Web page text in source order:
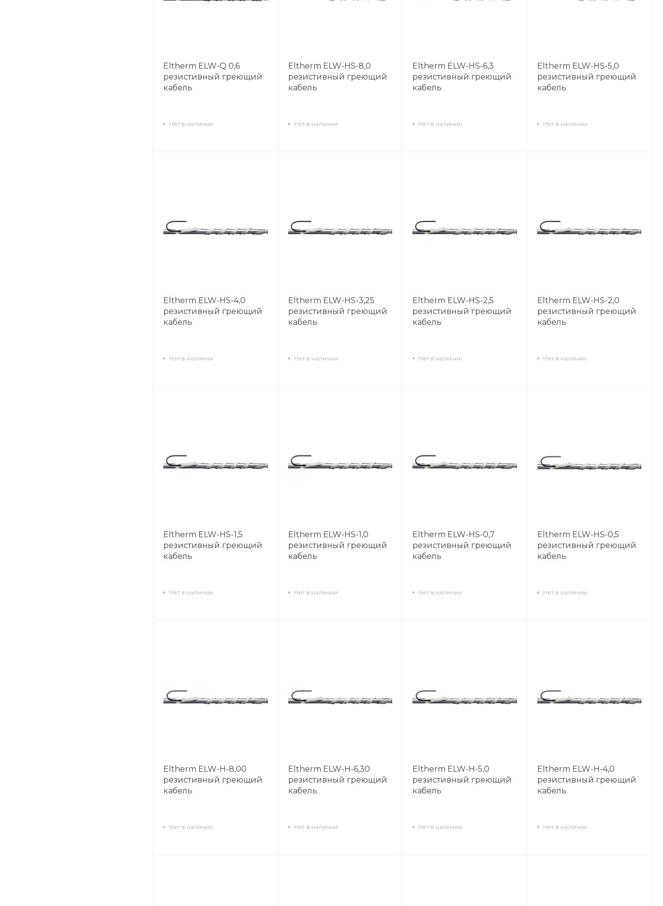
Eltherm ELW-Q 0,6
резистивный греющий
кабель
Нет в наличии
Eltherm ELW-HS-8,0
резистивный греющий
кабель
Нет в наличии
Eltherm ELW-HS-6,3
резистивный греющий
кабель
Нет в наличии
Eltherm ELW-HS-5,0
резистивный греющий
кабель
Нет в наличии
Eltherm ELW-HS-4,0
резистивный греющий
кабель
Нет в наличии
Eltherm ELW-HS-3,25
резистивный греющий
кабель
Нет в наличии
Eltherm ELW-HS-2,5
резистивный греющий
кабель
Нет в наличии
Eltherm ELW-HS-2,0
резистивный греющий
кабель
Нет в наличии
Eltherm ELW-HS-1,5
резистивный греющий
кабель
Нет в наличии
Eltherm ELW-HS-1,0
резистивный греющий
кабель
Нет в наличии
Eltherm ELW-HS-0,7
резистивный греющий
кабель
Нет в наличии
Eltherm ELW-HS-0,5
резистивный греющий
кабель
Нет в наличии
Eltherm ELW-H-8,00
резистивный греющий
кабель
Нет в наличии
Eltherm ELW-H-6,30
резистивный греющий
кабель
Нет в наличии
Eltherm ELW-H-5,0
резистивный греющий
кабель
Нет в наличии
Eltherm ELW-H-4,0
резистивный греющий
кабель
Нет в наличии